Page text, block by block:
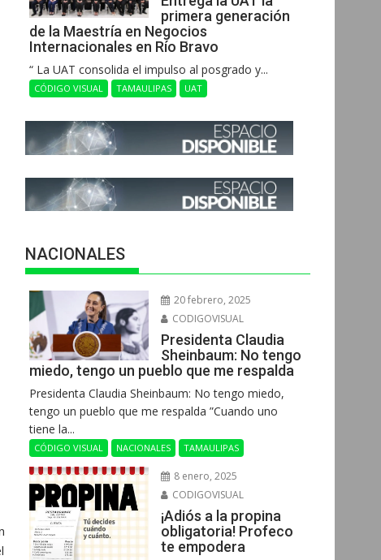
primera generación
de la Maestría en Negocios
Internacionales en Río Bravo
“ La UAT consolida el impulso al posgrado y...
CÓDIGO VISUAL TAMAULIPAS UAT
NACIONALES
20 febrero, 2025
CODIGOVISUAL
Presidenta Claudia
Sheinbaum: No tengo
miedo, tengo un pueblo que me respalda
Presidenta Claudia Sheinbaum: No tengo miedo,
tengo un pueblo que me respalda ”Cuando uno
tiene la...
CÓDIGO VISUAL NACIONALES TAMAULIPAS
8 enero, 2025
CODIGOVISUAL
¡Adiós a la propina
obligatoria! Profeco
te empodera